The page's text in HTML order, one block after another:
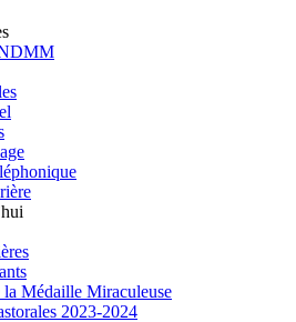
la Médaille Miraculeuse
2023-2024